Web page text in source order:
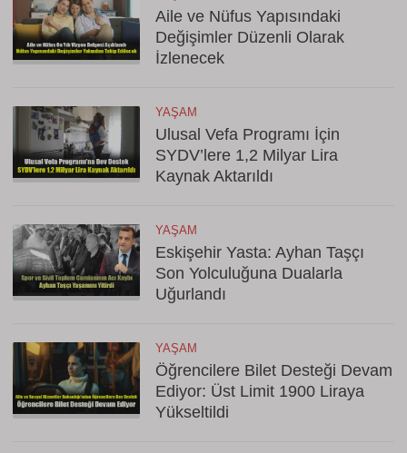
Aile ve Nüfus Yapısındaki
Değişimler Düzenli Olarak
İzlenecek
YAŞAM
Ulusal Vefa Programı İçin
SYDV’lere 1,2 Milyar Lira
Kaynak Aktarıldı
YAŞAM
Eskişehir Yasta: Ayhan Taşçı
Son Yolculuğuna Dualarla
Uğurlandı
YAŞAM
Öğrencilere Bilet Desteği Devam
Ediyor: Üst Limit 1900 Liraya
Yükseltildi